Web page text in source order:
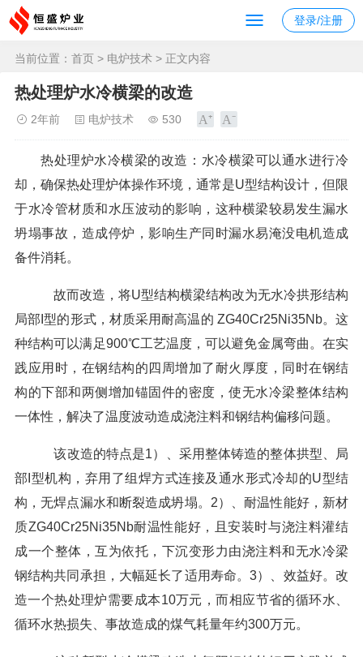
登录/注册
当前位置： 首页 > 电炉技术 > 正文内容
热处理炉水冷横梁的改造
2年前 电炉技术 530
热处理炉水冷横梁的改造：水冷横梁可以通水进行冷
却，确保热处理炉体操作环境，通常是U型结构设计，但限
于水冷管材质和水压波动的影响，这种横梁较易发生漏水
坍塌事故，造成停炉，影响生产同时漏水易淹没电机造成
备件消耗。
故而改造，将U型结构横梁结构改为无水冷拱形结构
局部I型的形式，材质采用耐高温的 ZG40Cr25Ni35Nb。这
种结构可以满足900℃工艺温度，可以避免金属弯曲。在实
践应用时，在钢结构的四周增加了耐火厚度，同时在钢结
构的下部和两侧增加锚固件的密度，使无水冷梁整体结构
一体性，解决了温度波动造成浇注料和钢结构偏移问题。
该改造的特点是1）、采用整体铸造的整体拱型、局
部I型机构，弃用了组焊方式连接及通水形式冷却的U型结
构，无焊点漏水和断裂造成坍塌。2）、耐温性能好，新材
质ZG40Cr25Ni35Nb耐温性能好，且安装时与浇注料灌结
成一个整体，互为依托，下沉变形力由浇注料和无水冷梁
钢结构共同承担，大幅延长了适用寿命。3）、效益好。改
造一个热处理炉需要成本10万元，而相应节省的循环水、
循环水热损失、事故造成的煤气耗量年约300万元。